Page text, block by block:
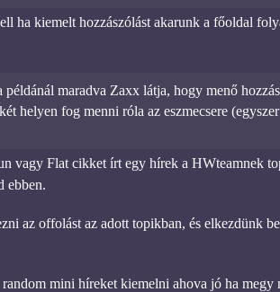
ha kiemelt hozzászólást akarunk a főoldal
példánál maradva Zaxx látja, hogy menő
helyen fog menni róla az eszmecsere
vagy Flat cikket írt egy hírek a HWteamnek
ebben.
az offolást az adott topikban, és elkezdünk
mini híreket kiemelni ahova jó ha megy